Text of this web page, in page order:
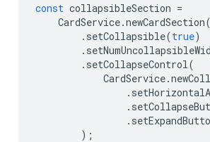
const collapsibleSection =
CardService.newCardSection
. setCollapsible(true)
.
. setCollapseControl(
CardService.
.
.
.
);